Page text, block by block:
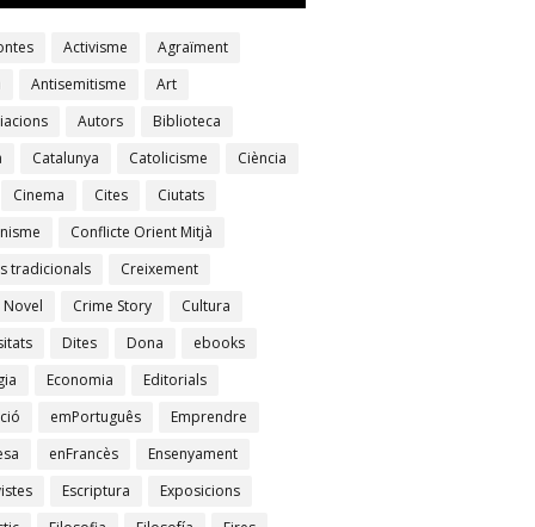
Activisme
Agraïment
Antisemitisme
Art
Autors
Biblioteca
Catalunya Catolicisme
Ciència
Cinema Cites
Ciutats
Conflicte Orient Mitjà
tradicionals
Creixement
Novel
Crime Story
Cultura
Dites Dona
ebooks
Economia
Editorials
emPortuguês
Emprendre
enFrancès
Ensenyament
Escriptura
Exposicions